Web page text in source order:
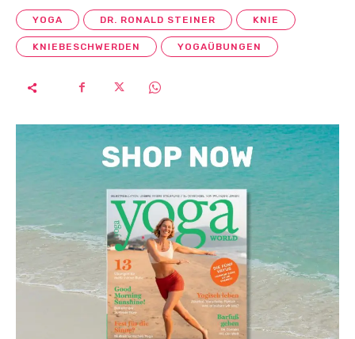
YOGA DR. RONALD STEINER KNIE
KNIEBESCHWERDEN YOGAÜBUNGEN